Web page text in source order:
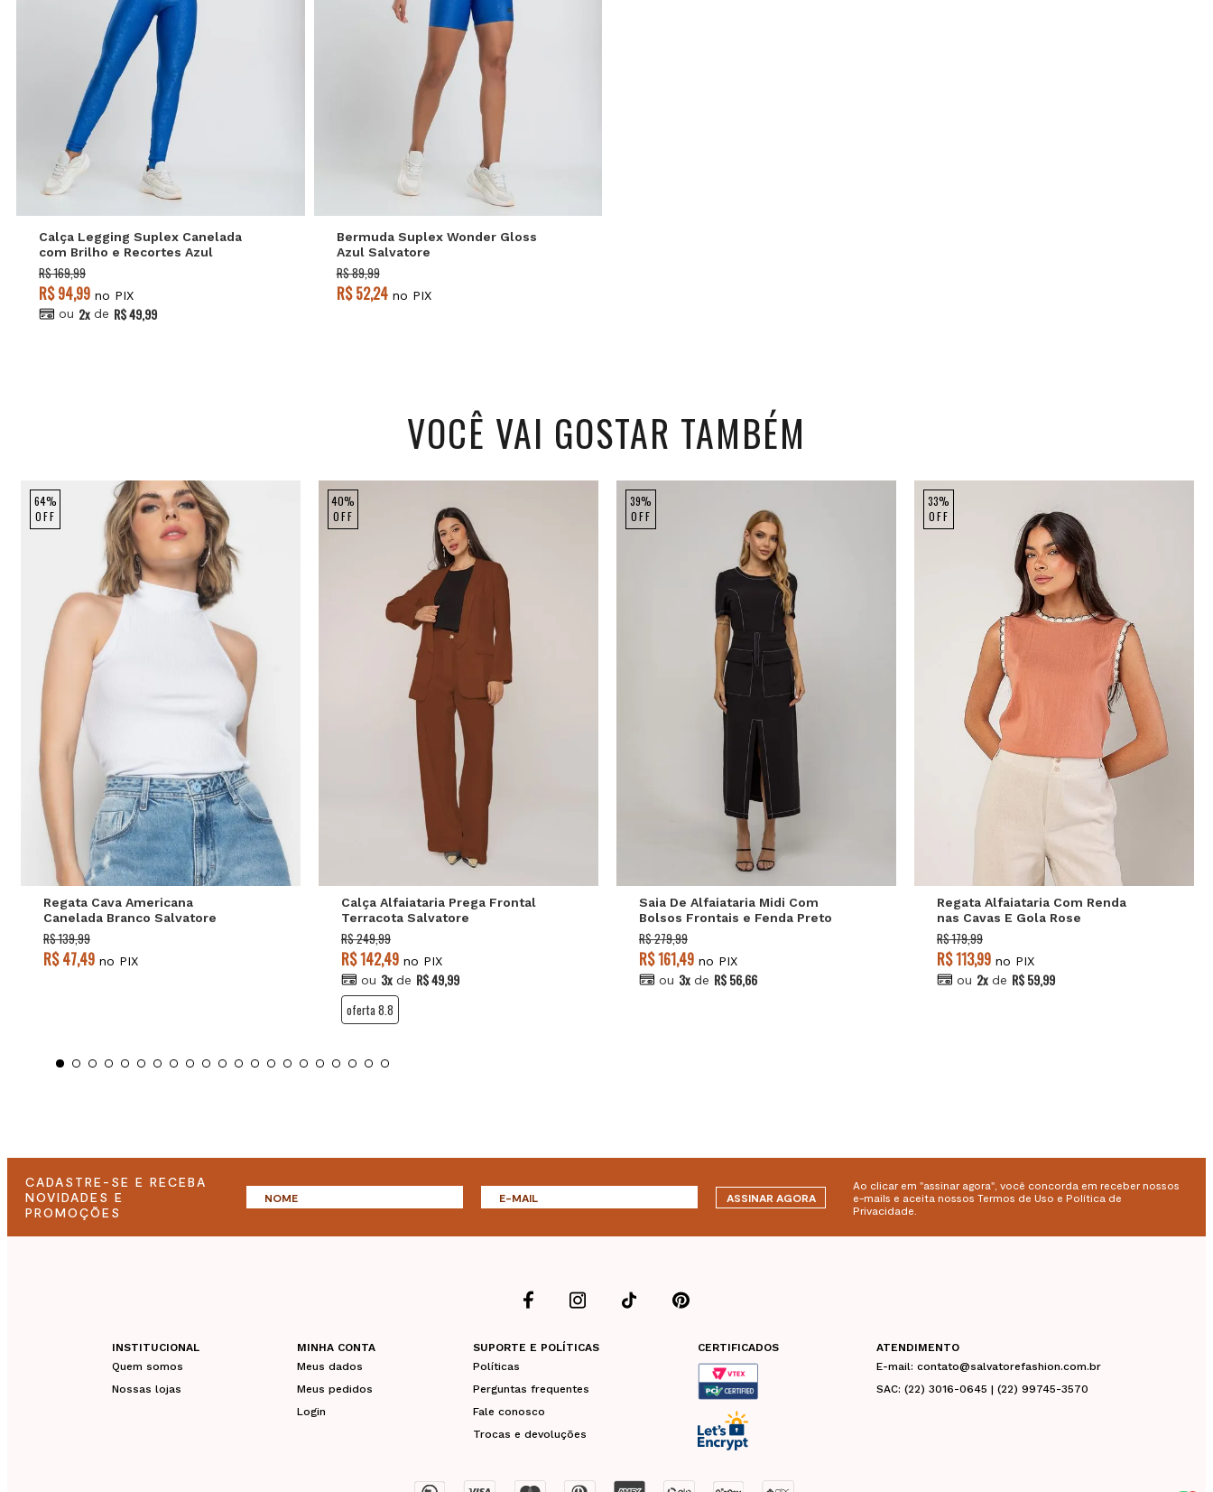
M
Calça Legging Suplex Canelada
com Brilho e Recortes Azul
Salvatore
R$ 169,99
R$ 94,99 no PIX
ou 2x de R$ 49,99
P G
Bermuda Suplex Wonder Gloss
Azul Salvatore
R$ 89,99
R$ 52,24no PIX
VOCÊ VAI GOSTAR TAMBÉM
64%
OFF
P M G
Regata Cava Americana
Canelada Branco Salvatore
R$ 139,99
R$ 47,49 no PIX
40%
OFF
M
Calça Alfaiataria Prega Frontal
Terracota Salvatore
R$ 249,99
R$ 142,49 no PIX
ou 3x de R$ 49,99
oferta 8.8
39%
OFF
Saia De Alfaiataria Midi Com
Bolsos Frontais e Fenda Preto
Salvatore
R$ 279,99
R$ 161,49 no PIX
ou 3x de R$ 56,66
33%
OFF
G
Regata Alfaiataria Com Renda
nas Cavas E Gola Rose
Salvatore
R$ 179,99
R$ 113,99 no PIX
ou 2x de R$ 59,99
CADASTRE-SE E RECEBA
NOVIDADES E
PROMOÇÕES
ASSINAR AGORA
Ao clicar em "assinar agora", você concorda em receber nossos
e-mails e aceita nossos Termos de Uso e Política de
Privacidade.
INSTITUCIONAL
Quem somos
Nossas lojas
MINHA CONTA
Meus dados
Meus pedidos
Login
SUPORTE E POLÍTICAS
Políticas
Perguntas frequentes
Fale conosco
Trocas e devoluções
CERTIFICADOS
ATENDIMENTO
E-mail: contato@salvatorefashion.com.br
SAC: (22) 3016-0645 | (22) 99745-3570